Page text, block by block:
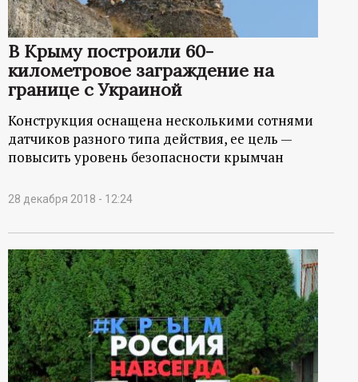
В Крыму построили 60-
километровое заграждение на
границе с Украиной
Конструкция оснащена несколькими сотнями
датчиков разного типа действия, ее цель —
повысить уровень безопасности крымчан
28 декабря 2018 - 12:24